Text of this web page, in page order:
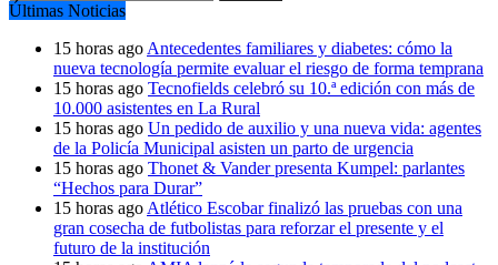
Últimas Noticias
15 horas ago Antecedentes familiares y diabetes: cómo la
nueva tecnología permite evaluar el riesgo de forma temprana
15 horas ago Tecnofields celebró su 10.ª edición con más de
10.000 asistentes en La Rural
15 horas ago Un pedido de auxilio y una nueva vida: agentes
de la Policía Municipal asisten un parto de urgencia
15 horas ago Thonet & Vander presenta Kumpel: parlantes
“Hechos para Durar”
15 horas ago Atlético Escobar finalizó las pruebas con una
gran cosecha de futbolistas para reforzar el presente y el
futuro de la institución